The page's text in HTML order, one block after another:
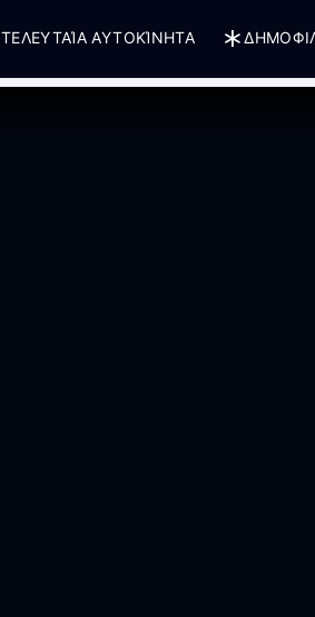
ΤΕΛΕΥΤΑΊΑ ΑΥΤΟΚΊΝΗΤΑ